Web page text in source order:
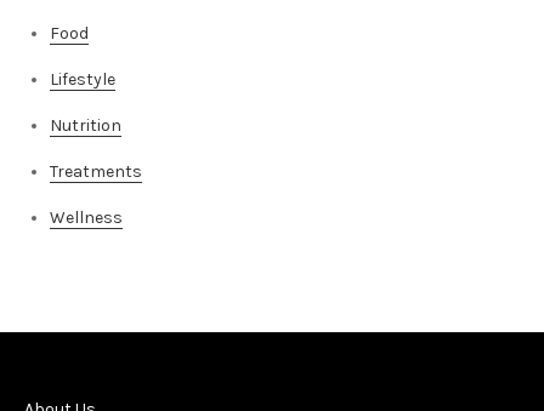
Food
Lifestyle
Nutrition
Treatments
Wellness